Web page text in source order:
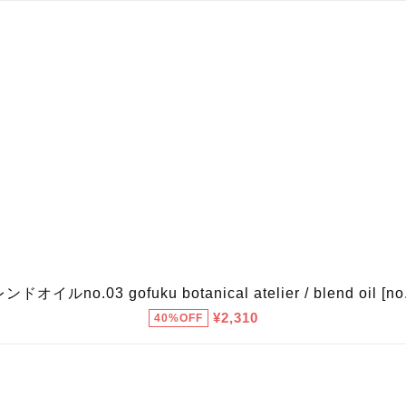
ンドオイルno.03 gofuku botanical atelier / blend oil
40%OFF ¥2,310